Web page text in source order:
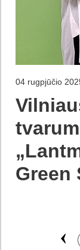
04 rugpjūčio
Green